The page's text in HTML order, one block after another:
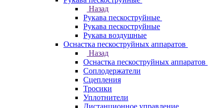
Назад
Рукава пескоструйные
Рукава пескоструйные
Рукава воздушные
Оснастка пескоструйных аппаратов
Назад
Оснастка пескоструйных аппаратов
Соплодержатели
Сцепления
Тросики
Уплотнители
Дистанционное управление